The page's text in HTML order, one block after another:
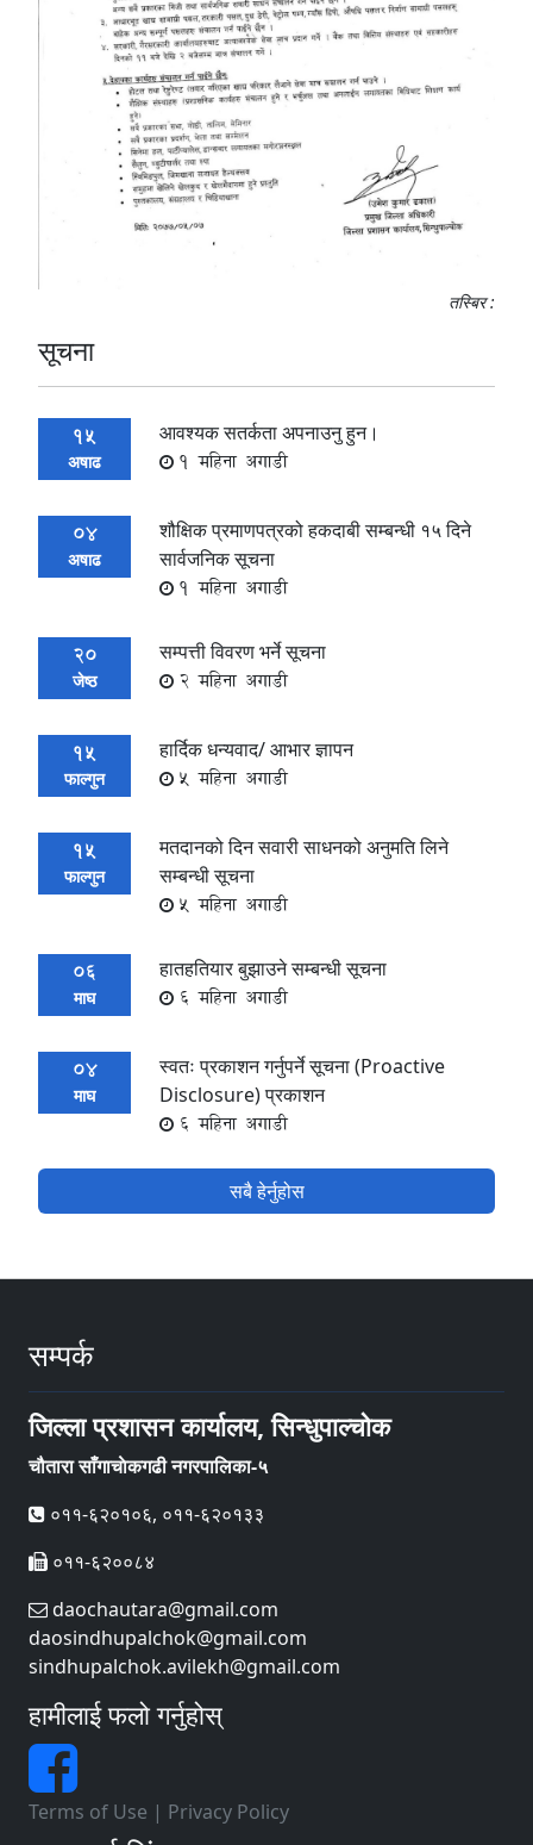
तस्बिर :
सूचना
15
अषाढ
आवश्यक सतर्कता अपनाउनु हुन।
1 महिना अगाडी
04
अषाढ
शौक्षिक प्रमाणपत्रको हकदाबी सम्बन्धी १५ दिने
सार्वजनिक सूचना
1 महिना अगाडी
20
जेष्ठ
सम्पत्ती विवरण भर्ने सूचना
2 महिना अगाडी
15
फाल्गुन
हार्दिक धन्यवाद/ आभार ज्ञापन
5 महिना अगाडी
15
फाल्गुन
मतदानको दिन सवारी साधनको अनुमति लिने
सम्बन्धी सूचना
5 महिना अगाडी
06
माघ
हातहतियार बुझाउने सम्बन्धी सूचना
6 महिना अगाडी
04
माघ
स्वतः प्रकाशन गर्नुपर्ने सूचना (Proactive
Disclosure) प्रकाशन
6 महिना अगाडी
सबै हेर्नुहोस
सम्पर्क
जिल्ला प्रशासन कार्यालय, सिन्धुपाल्चोक
चौतारा साँगाचाेकगढी नगरपालिका-५
०११-६२०१०६, ०११-६२०१३३
०११-६२००८४
daochautara@gmail.com
daosindhupalchok@gmail.com
sindhupalchok.avilekh@gmail.com
हामीलाई फलो गर्नुहोस्
Terms of Use | Privacy Policy